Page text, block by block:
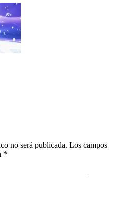
no será publicada. Los campos
*